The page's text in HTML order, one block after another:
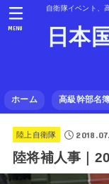
自衛隊イベント、
日本
ホーム 高級幹部名
MENU
陸上自衛隊
陸将補人事｜